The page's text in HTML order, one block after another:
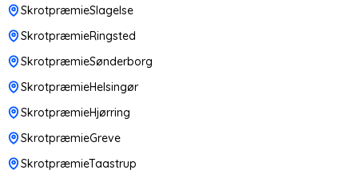
SkrotpræmieSlagelse
SkrotpræmieRingsted
SkrotpræmieSønderborg
SkrotpræmieHelsingør
SkrotpræmieHjørring
SkrotpræmieGreve
SkrotpræmieTaastrup